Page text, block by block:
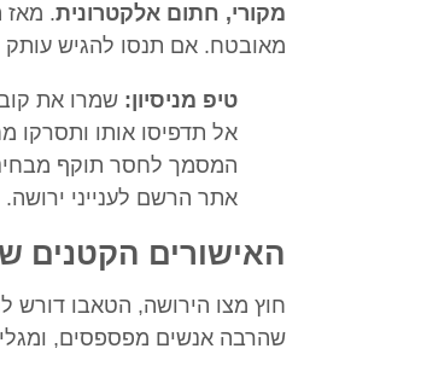
מקורי, חתום אלקטרונית. מאז
מאובטח. אם תנסו להגיש
טיפ מניסיון:
אל תדפיסו אותו ותסרקו
המסמך לחסר תוקף
אתר הרשם לענייני ירושה.
האישורים הקטנים
חוץ מצו הירושה, הטאבו דורש
שהרבה אנשים מפספסים,